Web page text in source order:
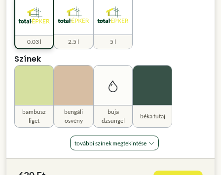
0.03 l 2.5 l 5 l
Színek
bambusz
liget
bengáli
ösvény
buja
dzsungel
béka tutaj
további színek megtekintése